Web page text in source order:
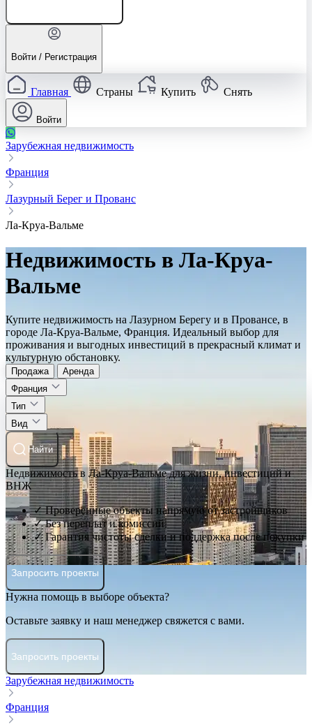
Войти / Регистрация
Главная Страны Купить Снять
Войти
Зарубежная недвижимость
Франция
Лазурный Берег и Прованс
Ла-Круа-Вальме
Недвижимость в Ла-Круа-
Вальме
Купите недвижимость на Лазурном Берегу и в Провансе, в
городе Ла-Круа-Вальме, Франция. Идеальный выбор для
проживания и выгодных инвестиций в прекрасный климат и
культурную обстановку.
Продажа
Аренда
Франция
Тип
Вид
Найти
Недвижимость в Ла-Круа-Вальме для жизни, инвестиций и
ВНЖ
✓ Проверенные объекты напрямую от застройщиков
✓ Без переплат и комиссий
✓ Гарантия чистоты сделки и поддержка после покупки
Запросить проекты
Нужна помощь в выборе объекта?
Оставьте заявку и наш менеджер свяжется с вами.
Запросить проекты
Зарубежная недвижимость
Франция